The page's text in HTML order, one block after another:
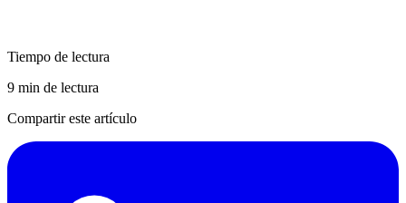
Tiempo de lectura
9 min de lectura
Compartir este artículo